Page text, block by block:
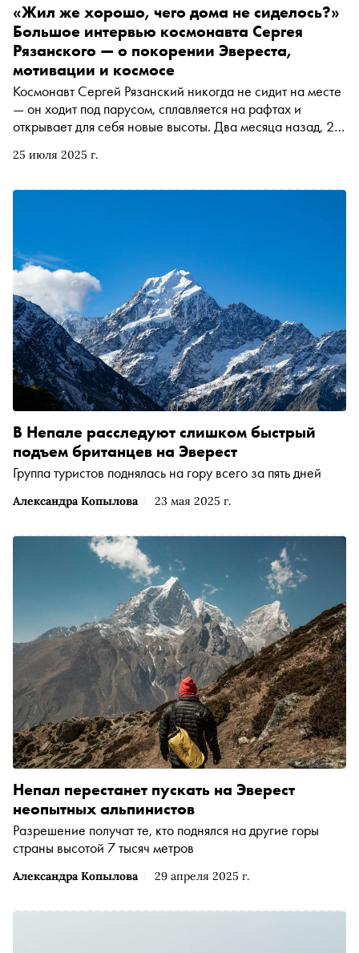
25 июля 2025 г.
«Жил же хорошо, чего дома не сиделось?»
Большое интервью космонавта Сергея
Рязанского — о покорении Эвереста,
мотивации и космосе
Космонавт Сергей Рязанский никогда не сидит на месте
— он ходит под парусом, сплавляется на рафтах и
открывает для себя новые высоты. Два месяца назад, 24
космонавтом, покорившим самую высокую точку нашей
обойти стороной это событие и попросил Дарью Чудную,
компаниях и автора книги «Первые покорители
космоса», поговорить с Сергеем о восхождении, а еще о
том, как преодолевать себя в смертельно опасных
условиях, и о том, в чем сходства и различия между
полетом в космос и восхождением на высочайшую точку
планеты
Александра Копылова 23 мая 2025 г.
В Непале расследуют слишком быстрый
подъем британцев на Эверест
Группа туристов поднялась на гору всего за пять дней
Александра Копылова 29 апреля 2025 г.
Непал перестанет пускать на Эверест
неопытных альпинистов
Разрешение получат те, кто поднялся на другие горы
страны высотой 7 тысяч метров